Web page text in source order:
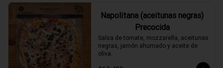
Napolitana (aceitunas negras)
Precocida
Salsa de tomate, mozzarella, aceitunas
negras, jamón ahumado y aceite de
oliva.